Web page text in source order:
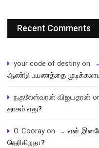
Recent Comments
your code of destiny on
ஆண்டு பயணத்தை
நகுலேஸ்வரன் விஜயதரன்
தாகம் எது?
O. Cooray on
என்
தெரிகிறதா?